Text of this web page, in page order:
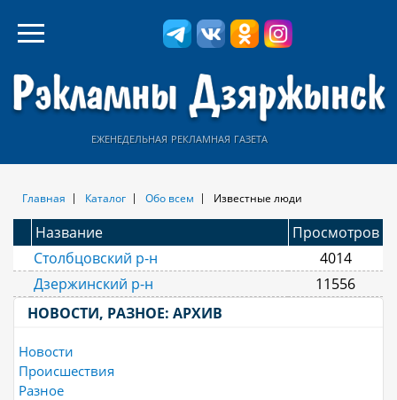
еженедельная рекламная газета
Главная Каталог Обо всем Известные люди
Название
Просмотров
Столбцовский р-н
4014
Дзержинский р-н
11556
НОВОСТИ, РАЗНОЕ: АРХИВ
Новости
Происшествия
Разное